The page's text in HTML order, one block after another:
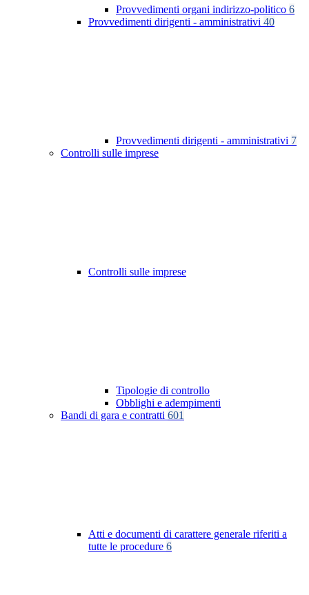
Provvedimenti organi indirizzo-politico 6
Provvedimenti dirigenti - amministrativi 40
Provvedimenti dirigenti - amministrativi 7
Controlli sulle imprese
Controlli sulle imprese
Tipologie di controllo
Obblighi e adempimenti
Bandi di gara e contratti 601
Atti e documenti di carattere generale riferiti a
tutte le procedure 6